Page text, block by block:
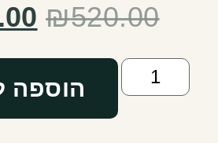
₪520.00
הוספה